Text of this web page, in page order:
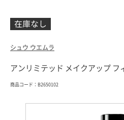
シュウ ウエムラ
アンリミテッド メイクアップ フ
商品コード：B2650102